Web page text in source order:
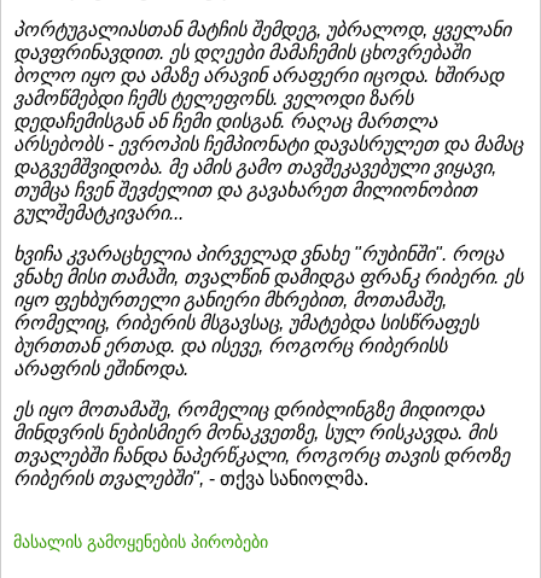
პორტუგალიასთან მატჩის შემდეგ, უბრალოდ, ყველანი
დავფრინავდით. ეს დღეები მამაჩემის ცხოვრებაში
ბოლო იყო და ამაზე არავინ არაფერი იცოდა. ხშირად
ვამოწმებდი ჩემს ტელეფონს. ველოდი ზარს
დედაჩემისგან ან ჩემი დისგან. რაღაც მართლა
არსებობს - ევროპის ჩემპიონატი დავასრულეთ და მამაც
დაგვემშვიდობა. მე ამის გამო თავშეკავებული ვიყავი,
თუმცა ჩვენ შევძელით და გავახარეთ მილიონობით
გულშემატკივარი...
ხვიჩა კვარაცხელია პირველად ვნახე "რუბინში". როცა
ვნახე მისი თამაში, თვალწინ დამიდგა ფრანკ რიბერი. ეს
იყო ფეხბურთელი განიერი მხრებით, მოთამაშე,
რომელიც, რიბერის მსგავსაც, უმატებდა სისწრაფეს
ბურთთან ერთად. და ისევე, როგორც რიბერისს
არაფრის ეშინოდა.
ეს იყო მოთამაშე, რომელიც დრიბლინგზე მიდიოდა
მინდვრის ნებისმიერ მონაკვეთზე, სულ რისკავდა. მის
თვალებში ჩანდა ნაპერწკალი, როგორც თავის დროზე
რიბერის თვალებში", - თქვა სანიოლმა.
მასალის გამოყენების პირობები